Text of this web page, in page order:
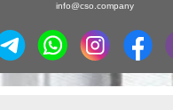
info@cso.company